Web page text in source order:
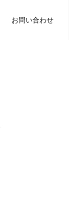
お問い合わせ